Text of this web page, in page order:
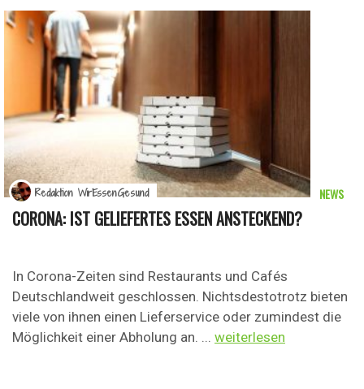
CORONA: IST GELIEFERTES ESSEN ANSTECKEND?
In Corona-Zeiten sind Restaurants und Cafés
Deutschlandweit geschlossen. Nichtsdestotrotz bieten
viele von ihnen einen Lieferservice oder zumindest die
Möglichkeit einer Abholung an. ... weiterlesen
NEWS
Redaktion WirEssenGesund